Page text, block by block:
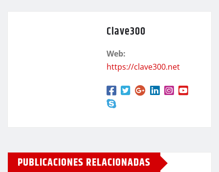
Clave300
Web:
https://clave300.net
PUBLICACIONES RELACIONADAS